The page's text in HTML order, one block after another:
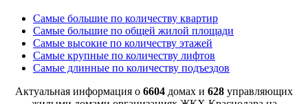
Самые большие по количеству квартир
Самые большие по общей жилой площади
Самые высокие по количеству этажей
Самые крупные по количеству лифтов
Самые длинные по количеству подъездов
Актуальная информация о 6604 домах и 628 управляющих